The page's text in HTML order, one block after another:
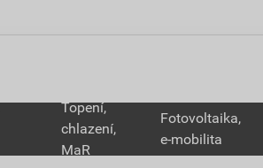
Topení,
chlazení,
MaR
Fotovoltaika,
e-mobilita